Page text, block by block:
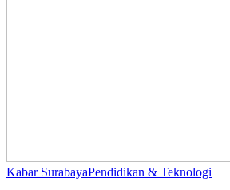
Kabar SurabayaPendidikan & Teknologi